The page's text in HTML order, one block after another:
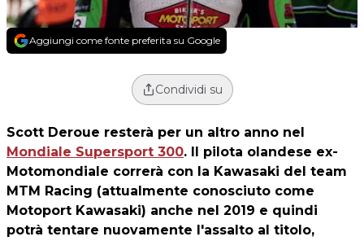
Aggiungi come fonte preferita su Google
Condividi su
Scott Deroue resterà per un altro anno nel
Mondiale Supersport 300. Il pilota olandese ex-
Motomondiale correrà con la Kawasaki del team
MTM Racing (attualmente conosciuto come
Motoport Kawasaki) anche nel 2019 e quindi
potrà tentare nuovamente l'assalto al titolo,